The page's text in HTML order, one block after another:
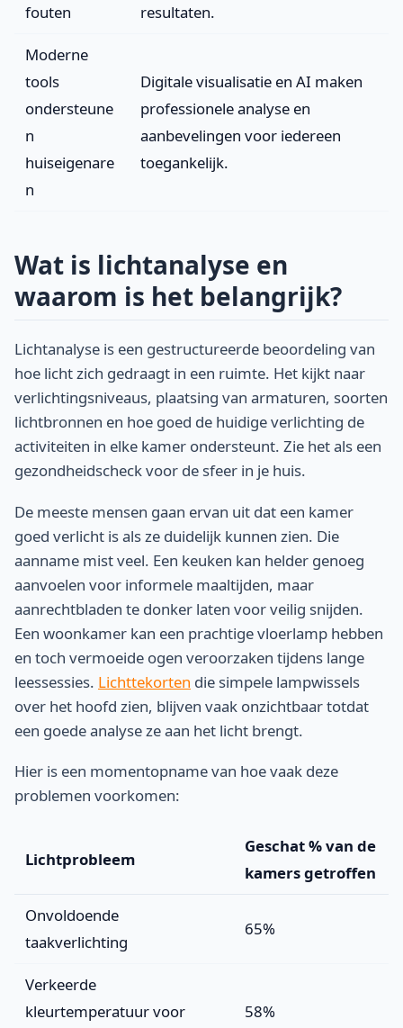
fouten
resultaten.
Moderne
tools
ondersteune
n
huiseigenare
n
Digitale visualisatie en AI maken
professionele analyse en
aanbevelingen voor iedereen
toegankelijk.
Wat is lichtanalyse en
waarom is het belangrijk?
Lichtanalyse is een gestructureerde beoordeling van
hoe licht zich gedraagt in een ruimte. Het kijkt naar
verlichtingsniveaus, plaatsing van armaturen, soorten
lichtbronnen en hoe goed de huidige verlichting de
activiteiten in elke kamer ondersteunt. Zie het als een
gezondheidscheck voor de sfeer in je huis.
De meeste mensen gaan ervan uit dat een kamer
goed verlicht is als ze duidelijk kunnen zien. Die
aanname mist veel. Een keuken kan helder genoeg
aanvoelen voor informele maaltijden, maar
aanrechtbladen te donker laten voor veilig snijden.
Een woonkamer kan een prachtige vloerlamp hebben
en toch vermoeide ogen veroorzaken tijdens lange
leessessies. Lichttekorten die simpele lampwissels
over het hoofd zien, blijven vaak onzichtbaar totdat
een goede analyse ze aan het licht brengt.
Hier is een momentopname van hoe vaak deze
problemen voorkomen:
Lichtprobleem
Geschat % van de
kamers getroffen
Onvoldoende
taakverlichting
65%
Verkeerde
kleurtemperatuur voor
58%